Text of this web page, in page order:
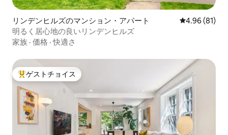
リンデンヒルズのマンション・アパート レビュー81
4.96 (81)
明るく居心地の良いリンデンヒルズ
家族 · 価格 ·快適さ
大好評のゲストチョイスです。
ゲストチョイス